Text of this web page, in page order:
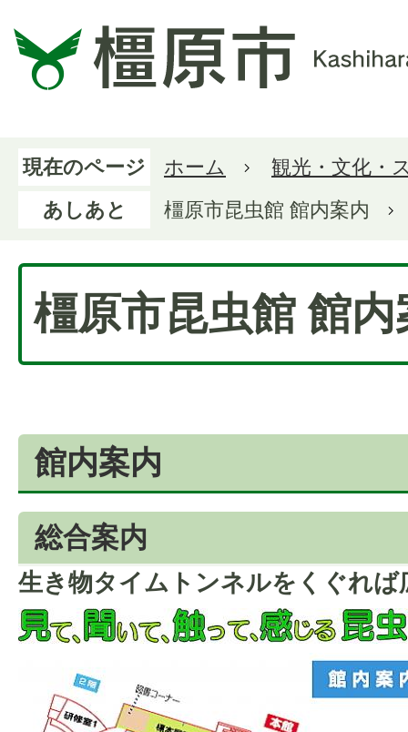
現在のページ ホーム
観光・文化・
あしあと
橿原市昆虫館 館内案内
橿原市昆虫館 館内
館内案内
総合案内
生き物タイムトンネルをくぐれば